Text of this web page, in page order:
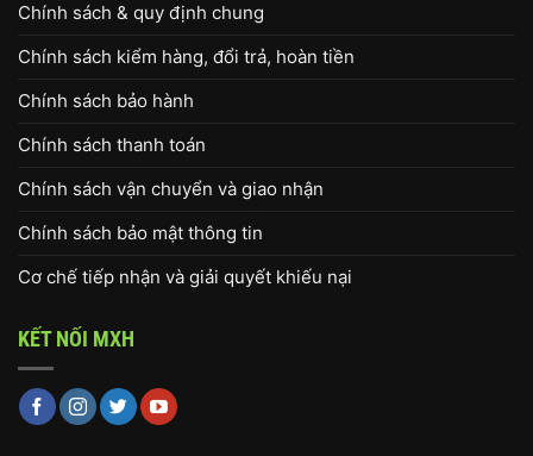
Chính sách & quy định chung
Chính sách kiểm hàng, đổi trả, hoàn tiền
Chính sách bảo hành
Chính sách thanh toán
Chính sách vận chuyển và giao nhận
Chính sách bảo mật thông tin
Cơ chế tiếp nhận và giải quyết khiếu nại
KẾT NỐI MXH